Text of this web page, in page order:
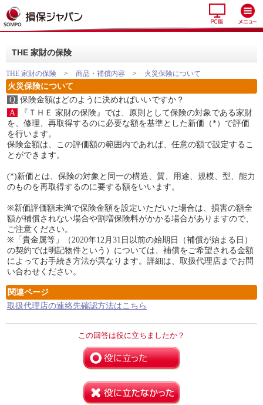
THE 家財の保険
THE 家財の保険 > 商品・補償内容 > 火災保険について
火災保険について
Q. 保険金額はどのように決めればいいですか？
A.
『ＴＨＥ 家財の保険』では、原則として保険の対象である家財
を、修理、再取得するのに必要な額を基準とした新価（*）で評価
を行います。
保険金額は、この評価額の範囲内であれば、任意の額で設定するこ
とができます。
(*)新価とは、保険の対象と同一の構造、質、用途、規模、型、能力
のものを再取得するのに要する額をいいます。
※新価評価額未満で保険金額を設定いただいた場合は、損害の額全
額が補償されない場合や割増保険料がかかる場合がありますので、
ご注意ください。
※「貴金属等」（2020年12月31日以前の始期日（補償が始まる日）
の契約では明記物件という）については、補償をご希望される金額
によってお手続き方法が異なります。詳細は、取扱代理店までお問
い合わせください。
関連ページ
取扱代理店の連絡先確認方法はこちら
この回答は役に立ちましたか？